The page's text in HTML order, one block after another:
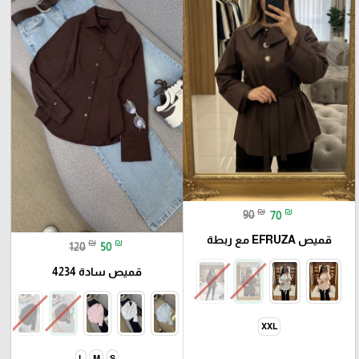
90 ₪ 70 ₪
قميص EFRUZA مع ربطة
XXL
120 ₪ 50 ₪
قميص سادة 4234